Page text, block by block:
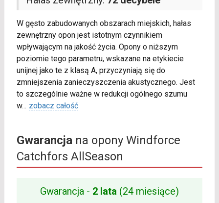
W gęsto zabudowanych obszarach miejskich, hałas
zewnętrzny opon jest istotnym czynnikiem
wpływającym na jakość życia. Opony o niższym
poziomie tego parametru, wskazane na etykiecie
unijnej jako te z klasą A, przyczyniają się do
zmniejszenia zanieczyszczenia akustycznego. Jest
to szczególnie ważne w redukcji ogólnego szumu
w... zobacz całość
Gwarancjana opony Windforce
Catchfors AllSeason
Gwarancja - 2 lata (24 miesiące)